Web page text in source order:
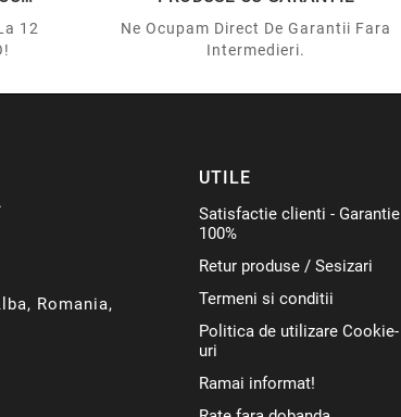
12
Ne Ocupam Direct De Garantii Fara
Intermedieri.
Romania,
UTILE
Satisfactie clienti - Garantie
100%
Retur produse / Sesizari
Termeni si conditii
Politica de utilizare Cookie-
uri
Ramai informat!